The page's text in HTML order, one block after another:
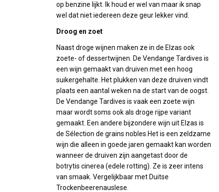
op benzine lijkt. Ik houd er wel van maar ik snap
wel dat niet iedereen deze geur lekker vind.
Droog en zoet
Naast droge wijnen maken ze in de Elzas ook
zoete- of dessertwijnen. De Vendange Tardives is
een wijn gemaakt van druiven met een hoog
suikergehalte. Het plukken van deze druiven vindt
plaats een aantal weken na de start van de oogst.
De Vendange Tardives is vaak een zoete wijn
maar wordt soms ook als droge rijpe variant
gemaakt. Een andere bijzondere wijn uit Elzas is
de Sélection de grains nobles.Het is een zeldzame
wijn die alleen in goede jaren gemaakt kan worden
wanneer de druiven zijn aangetast door de
botrytis cinerea (edele rotting). Ze is zeer intens
van smaak. Vergelijkbaar met Duitse
Trockenbeerenauslese.